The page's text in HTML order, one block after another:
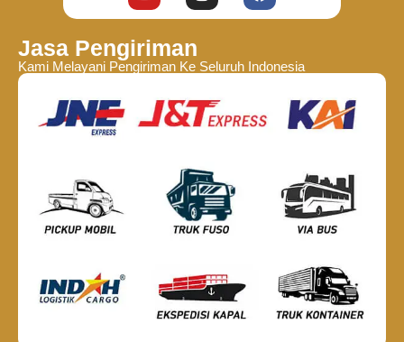
Jasa Pengiriman
Kami Melayani Pengiriman Ke Seluruh Indonesia